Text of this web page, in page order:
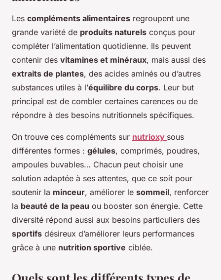
Les compléments alimentaires regroupent une
grande variété de produits naturels conçus pour
compléter l’alimentation quotidienne. Ils peuvent
contenir des vitamines et minéraux, mais aussi des
extraits de plantes, des acides aminés ou d’autres
substances utiles à l’équilibre du corps. Leur but
principal est de combler certaines carences ou de
répondre à des besoins nutritionnels spécifiques.
On trouve ces compléments sur nutrioxy sous
différentes formes : gélules, comprimés, poudres,
ampoules buvables… Chacun peut choisir une
solution adaptée à ses attentes, que ce soit pour
soutenir la minceur, améliorer le sommeil, renforcer
la beauté de la peau ou booster son énergie. Cette
diversité répond aussi aux besoins particuliers des
sportifs désireux d’améliorer leurs performances
grâce à une nutrition sportive ciblée.